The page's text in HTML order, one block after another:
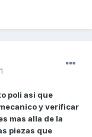
poli asi que
y verificar
mas alla de la
piezas que